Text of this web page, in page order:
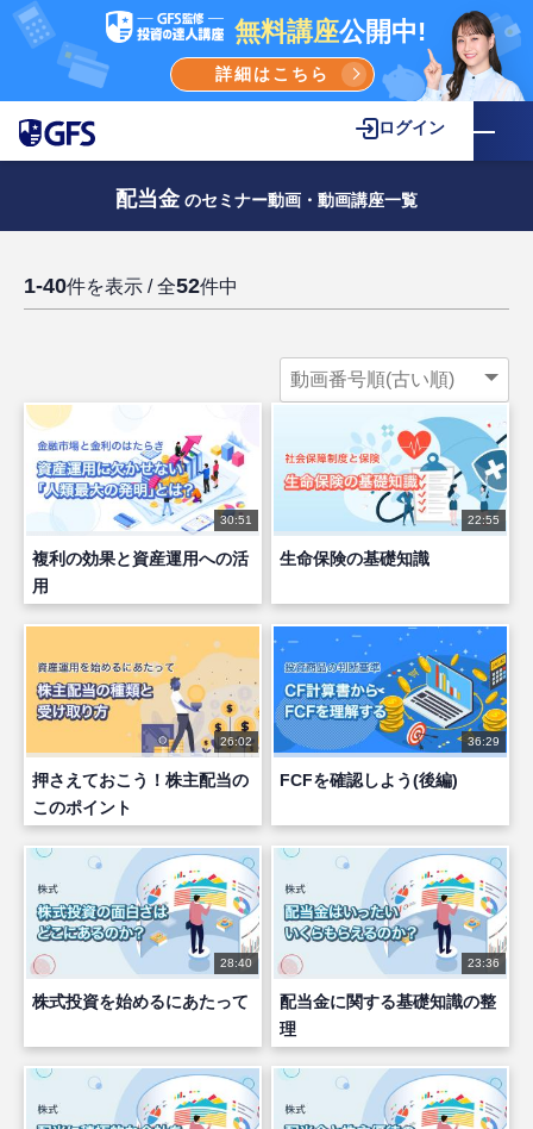
無料講座公開中!
詳細はこちら
ログイン
配当金 のセミナー動画・動画講座一覧
1-40件を表示 / 全52件中
30:51
複利の効果と資産運用への活
用
22:55
生命保険の基礎知識
26:02
押さえておこう！株主配当の
このポイント
36:29
FCFを確認しよう(後編)
28:40
株式投資を始めるにあたって
23:36
配当金に関する基礎知識の整
理